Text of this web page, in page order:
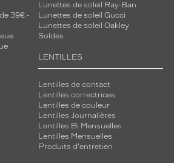
39€ -
Lunettes de soleil Ray-Ban
Lunettes de soleil Gucci
Lunettes de soleil Oakley
Soldes
LENTILLES
Lentilles de contact
Lentilles correctrices
Lentilles de couleur
Lentilles Journalières
Lentilles Bi Mensuelles
Lentilles Mensuelles
Produits d'entretien